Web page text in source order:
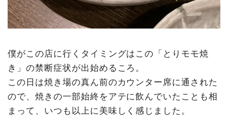
僕がこの店に行くタイミングはこの「とりモモ焼
き」の禁断症状が出始めるころ。
この日は焼き場の真ん前のカウンター席に通された
ので、焼きの一部始終をアテに飲んでいたことも相
まって、いつも以上に美味しく感じました。